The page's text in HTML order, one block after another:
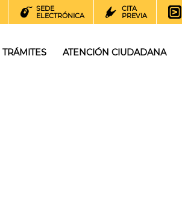
SEDE
ELECTRÓNICA
CITA
PREVIA
TRÁMITES ATENCIÓN CIUDADANA